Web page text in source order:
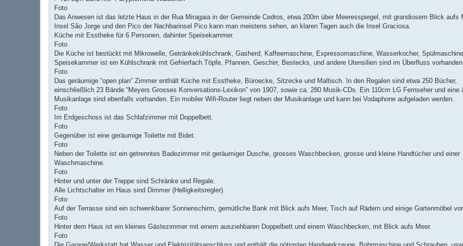
Foto
Das Anwesen ist das letzte Haus in der Rua Miragaia in der Gemeinde Cedros, etwa 200m über Meeresspiegel, mit grandiosem Blick aufs
Insel São Jorge und den Pico der Nachbarinsel Pico kann man meistens sehen, an klaren Tagen auch die Insel Graciosa.
Küche mit Esstheke für 6 Personen, dahinter Speisekammer.
Foto
Die Küche ist bestückt mit Mikrowelle, Getränkekühlschrank, Gasherd, Kaffeemaschine, Expressomaschine, Wasserkocher,
Speisekammer ist ein Kühlschrank mit Gefrierfach.Töpfe, Pfannen, Geschirr, Bestecks, und andere Utensilien sind im Überfluss vorhanden.
Foto
Das geräumige “open plan” Zimmer enthält Küche mit Esstheke, Büroecke, Sitzecke und Maltisch. In den Regalen sind etwa 250 Bücher,
einschließlich 23 Bände “Meyers Grosses Konversations-Lexikon” von 1907, sowie ca. 280 Musik-CDs. Ein 110cm LG Fernseher und eine
Musikanlage sind ebenfalls vorhanden. Ein mobiler Wifi-Router liegt neben der Musikanlage und kann bei Vodaphone aufgeladen werden.
Foto
Im Erdgeschoss ist das Schlafzimmer mit Doppelbett.
Foto
Gegenüber ist eine geräumige Toilette mit Bidet.
Foto
Neben der Toilette ist ein getrenntes Badezimmer mit geräumiger Dusche, grosses Waschbecken, grosse und kleine Handtücher und einer
Waschmaschine.
Foto
Hinter und unter der Treppe sind Schränke und Regale.
Alle Lichtschalter im Haus sind Dimmer (Helligkeitsregler).
Foto
Auf der Terrasse sind ein schwenkbarer Sonnenschirm, gemütliche Bank mit Blick aufs Meer, Tisch auf Rädern und einige Gartenmöbel
Foto
Hinter dem Haus ist ein kleines Gästezimmer mit einem ausziehbaren Doppelbett und einem Waschbecken, mit Blick aufs Meer.
Foto